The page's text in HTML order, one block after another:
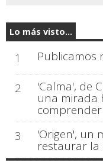
Lo más visto...
1 Publicamos
2 'Calma', de
una mirada
3
'Origen', un
restaurar la